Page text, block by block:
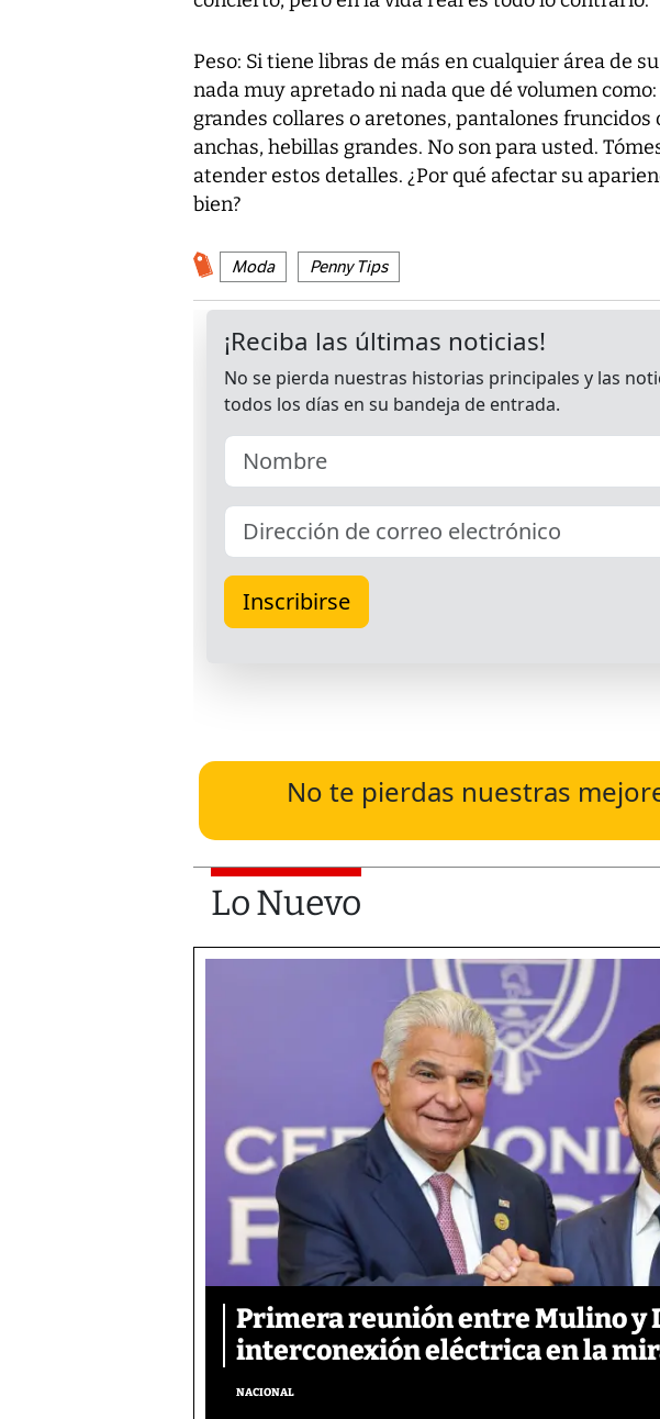
Peso: Si tiene libras de más en cualquier área de
nada muy apretado ni nada que dé volumen
grandes collares o aretones, pantalones fruncidos
anchas, hebillas grandes. No son para usted.
atender estos detalles. ¿Por qué afectar su
bien?
Moda Penny Tips
No te pierdas nuestras
Lo Nuevo
Primera reunión entre Mulino y
interconexión eléctrica en la
NACIONAL